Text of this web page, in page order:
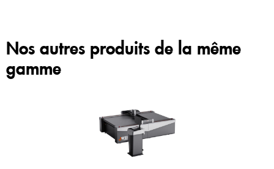
Nos autres produits de la même
gamme